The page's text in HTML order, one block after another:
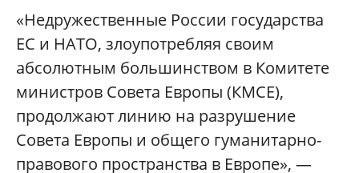
«Недружественные России государства
ЕС и НАТО, злоупотребляя своим
абсолютным большинством в Комитете
министров Совета Европы (КМСЕ),
продолжают линию на разрушение
Совета Европы и общего гуманитарно-
правового пространства в Европе», —